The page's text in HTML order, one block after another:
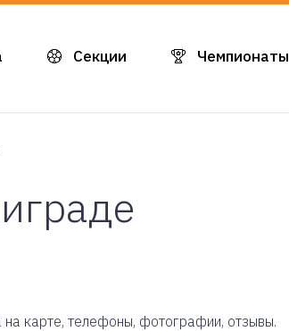
Секции Чемпионаты
карте, телефоны, фотографии, отзывы.